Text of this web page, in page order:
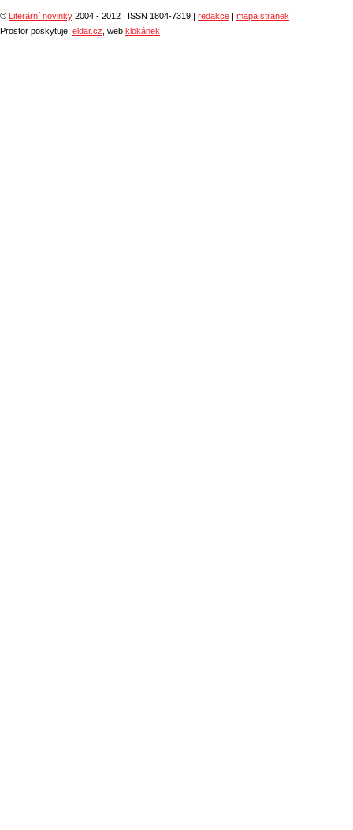
© Literární novinky 2004 - 2012 | ISSN 1804-7319 | redakce
mapa stránek
Prostor poskytuje: eldar.cz , web klokánek